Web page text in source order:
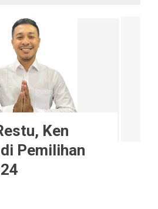
Ken
Pemilihan